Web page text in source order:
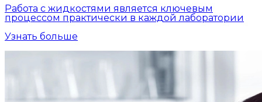
Работа с жидкостями является ключевым
процессом практически в каждой лаборатории
Узнать больше